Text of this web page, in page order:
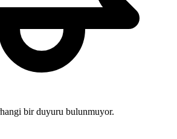
bir duyuru bulunmuyor.